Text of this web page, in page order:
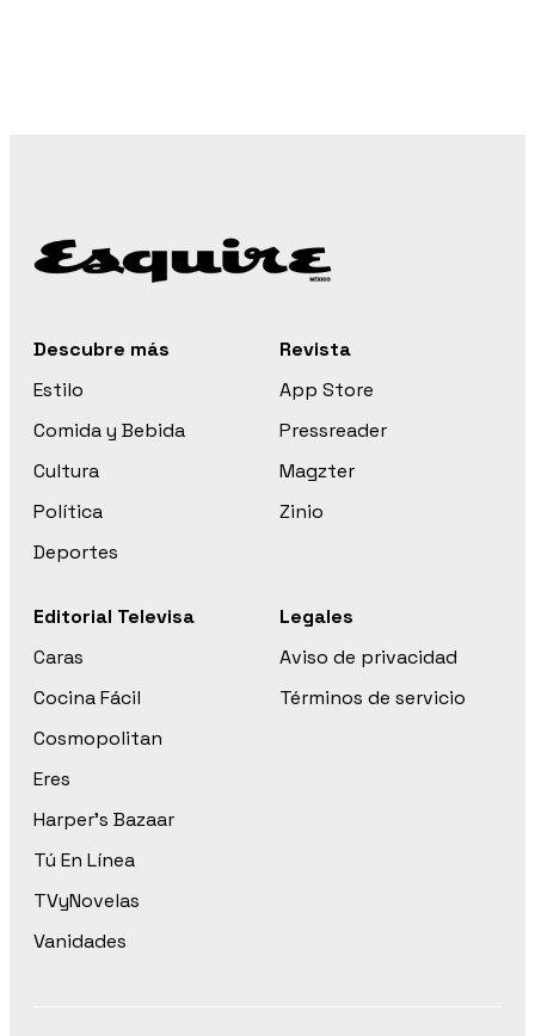
Descubre más
Estilo
Comida y Bebida
Cultura
Política
Deportes
Revista
App Store
Pressreader
Magzter
Zinio
Editorial Televisa
Caras
Cocina Fácil
Cosmopolitan
Eres
Harper’s Bazaar
Tú En Línea
TVyNovelas
Vanidades
Legales
Aviso de privacidad
Términos de servicio